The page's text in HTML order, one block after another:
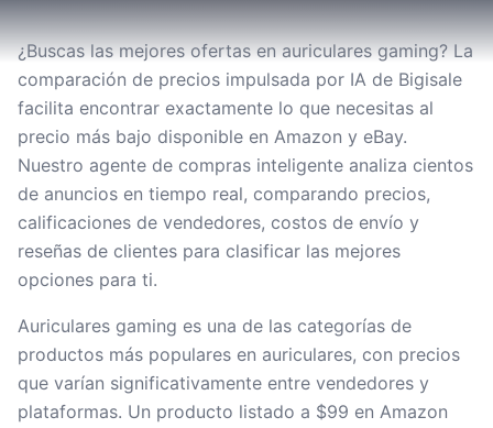
¿Buscas las mejores ofertas en auriculares gaming? La
comparación de precios impulsada por IA de Bigisale
facilita encontrar exactamente lo que necesitas al
precio más bajo disponible en Amazon y eBay.
Nuestro agente de compras inteligente analiza cientos
de anuncios en tiempo real, comparando precios,
calificaciones de vendedores, costos de envío y
reseñas de clientes para clasificar las mejores
opciones para ti.
Auriculares gaming es una de las categorías de
productos más populares en auriculares, con precios
que varían significativamente entre vendedores y
plataformas. Un producto listado a $99 en Amazon